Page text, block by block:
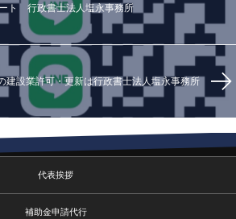
ト 行政書士法人塩永事務所
建設業許可・更新は行政書士法人塩永事務所
代表挨拶
補助金申請代行